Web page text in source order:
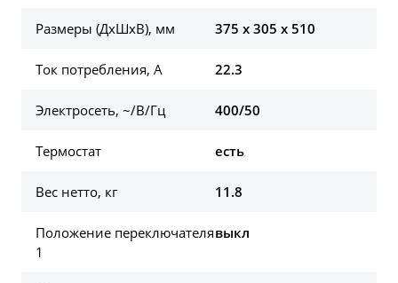
Размеры (ДхШхВ), мм 375 x 305 x 510
Ток потребления, А 22.3
Электросеть, ~/В/Гц 400/50
Термостат есть
Вес нетто, кг 11.8
Положение переключателя
1
выкл